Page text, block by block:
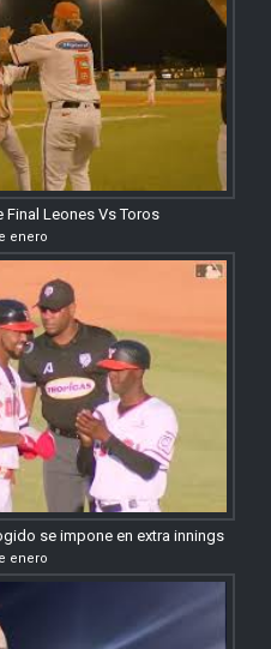
Final Leones Vs Toros
enero
se impone en extra innings
enero